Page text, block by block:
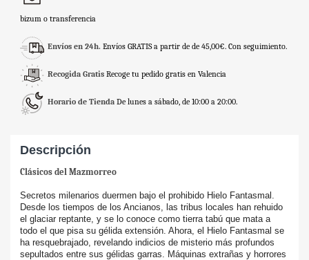
bizum o transferencia
Envíos en 24h. Envíos GRATIS a partir de de 45,00€. Con seguimiento.
Recogida Gratis Recoge tu pedido gratis en Valencia
Horario de Tienda De lunes a sábado, de 10:00 a 20:00.
Descripción
Clásicos del Mazmorreo
Secretos milenarios duermen bajo el prohibido Hielo Fantasmal.
Desde los tiempos de los Ancianos, las tribus locales han rehuido
el glaciar reptante, y se lo conoce como tierra tabú que mata a
todo el que pisa su gélida extensión. Ahora, el Hielo Fantasmal se
ha resquebrajado, revelando indicios de misterio más profundos
sepultados entre sus gélidas garras. Máquinas extrañas y horrores